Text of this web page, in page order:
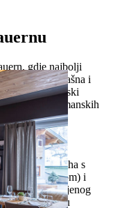
gdje najbolji
jela – izdašna i
ovi ugostiteljski
šarma i gurmanskih
(juha s
sa sirom) i
Nakon ispunjenog
kao što su